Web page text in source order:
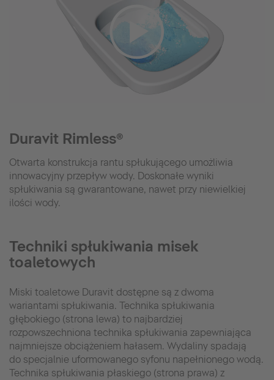
Duravit Rimless®
Otwarta konstrukcja rantu spłukującego umożliwia
innowacyjny przepływ wody. Doskonałe wyniki
spłukiwania są gwarantowane, nawet przy niewielkiej
ilości wody.
Techniki spłukiwania misek
toaletowych
Miski toaletowe Duravit dostępne są z dwoma
wariantami spłukiwania. Technika spłukiwania
głębokiego (strona lewa) to najbardziej
rozpowszechniona technika spłukiwania zapewniająca
najmniejsze obciążeniem hałasem. Wydaliny spadają
do specjalnie uformowanego syfonu napełnionego wodą.
Technika spłukiwania płaskiego (strona prawa) z